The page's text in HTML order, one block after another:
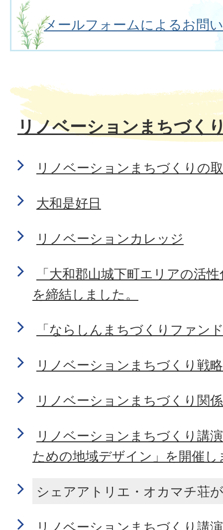
メールフォームによるお問
リノベーションまちづく
リノベーションまちづくりの
大和是好日
リノベーションカレッジ
「大和郡山城下町エリアの活
を締結しました。
「ならしんまちづくりファン
リノベーションまちづくり戦
リノベーションまちづくり関
リノベーションまちづくり講
ための地域デザイン」を開催し
シェアアトリエ・オカマチ荘
リノベーションまちづくり講